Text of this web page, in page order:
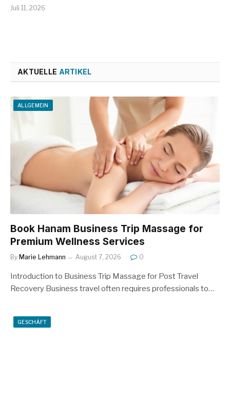
Juli 11, 2026
AKTUELLE ARTIKEL
ALLGEMEIN
Book Hanam Business Trip Massage for
Premium Wellness Services
By Marie Lehmann August 7, 2026 0
Introduction to Business Trip Massage for Post Travel
Recovery Business travel often requires professionals to…
GESCHÄFT